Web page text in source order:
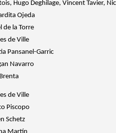
Hugo Deghilage, Vincent Tavier,
Ojeda
de la Torre
de Ville
Pansanel-Garric
Navarro
de Ville
Piscopo
Schetz